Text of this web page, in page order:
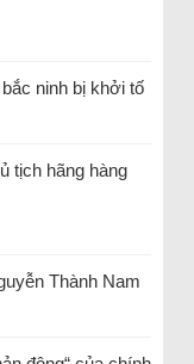
ninh bị khởi tố
tịch hãng hàng
Thành Nam